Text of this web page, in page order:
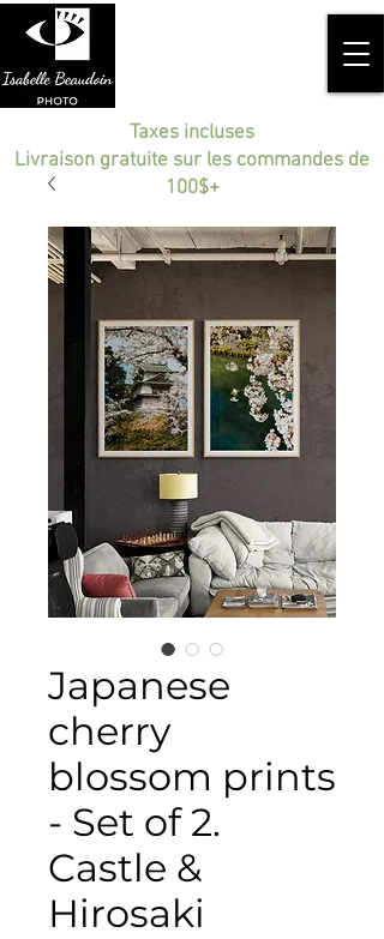
Taxes incluses
Livraison gratuite sur les commandes de
100$+
Japanese
cherry
blossom prints
- Set of 2.
Castle &
Hirosaki